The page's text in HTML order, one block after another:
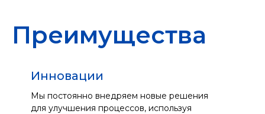
Преимущества
Мы постоянно внедряем новые решения
для улучшения процессов, используя
Инновации